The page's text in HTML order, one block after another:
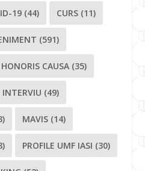
19 (44) CURS (11)
(591)
HONORIS CAUSA (35)
INTERVIU (49)
MAVIS (14)
PROFILE UMF IASI (30)